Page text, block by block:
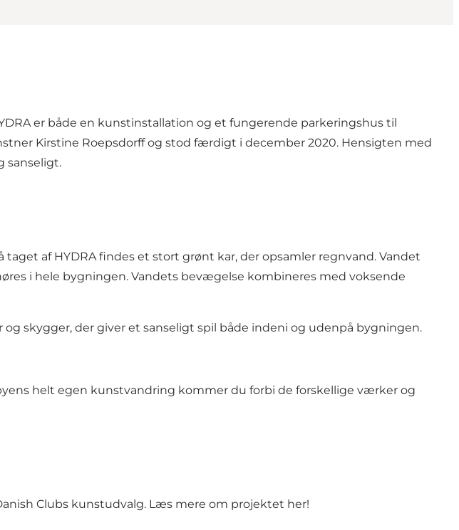
er både en kunstinstallation og et fungerende parkeringshus til
Kirstine Roepsdorff og stod færdigt i december 2020. Hensigten med
sanseligt.
af HYDRA findes et stort grønt kar, der opsamler regnvand. Vandet
i hele bygningen. Vandets bevægelse kombineres med voksende
skygger, der giver et sanseligt spil både indeni og udenpå bygningen.
helt egen kunstvandring kommer du forbi de forskellige værker og
Clubs kunstudvalg. Læs mere om projektet her!